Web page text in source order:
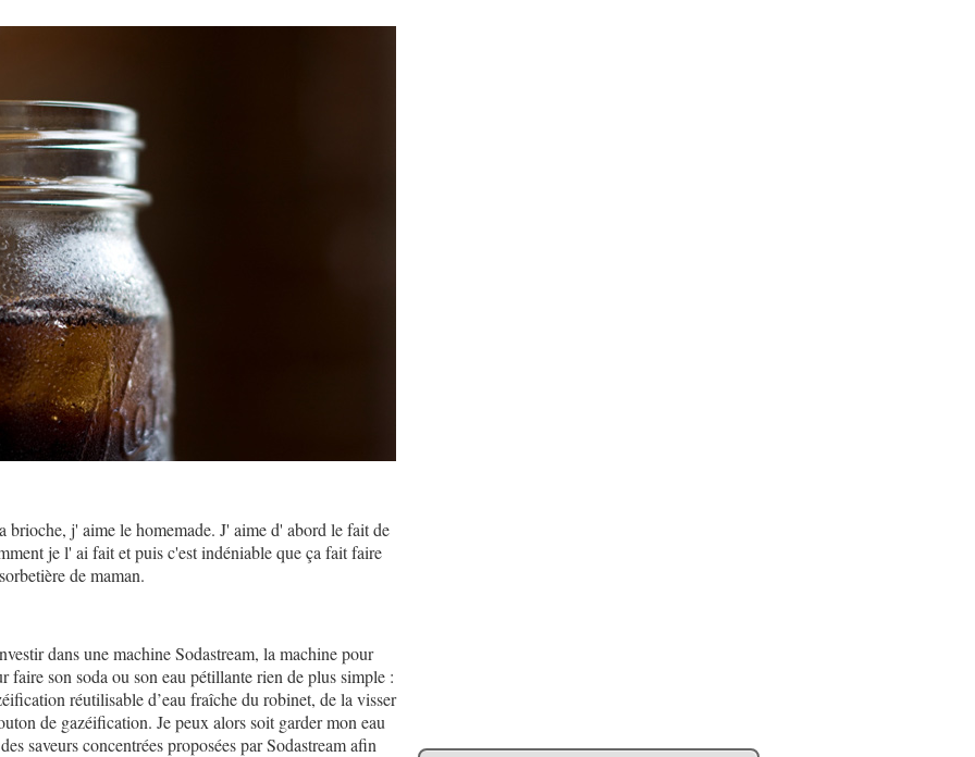
brioche, j' aime le homemade. J' aime d' abord le fait de
je l' ai fait et puis c'est indéniable que ça fait faire
de maman.
dans une machine Sodastream, la machine pour
faire son soda ou son eau pétillante rien de plus simple :
réutilisable d’eau fraîche du robinet, de la visser
de gazéification. Je peux alors soit garder mon eau
saveurs concentrées proposées par Sodastream afin